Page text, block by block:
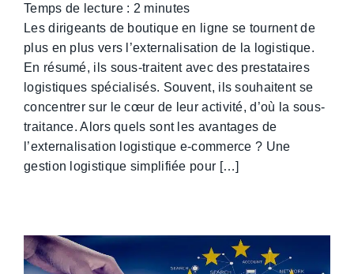
Temps de lecture : 2 minutes
Les dirigeants de boutique en ligne se tournent de
plus en plus vers l’externalisation de la logistique.
En résumé, ils sous-traitent avec des prestataires
logistiques spécialisés. Souvent, ils souhaitent se
concentrer sur le cœur de leur activité, d’où la sous-
traitance. Alors quels sont les avantages de
l’externalisation logistique e-commerce ? Une
gestion logistique simplifiée pour […]